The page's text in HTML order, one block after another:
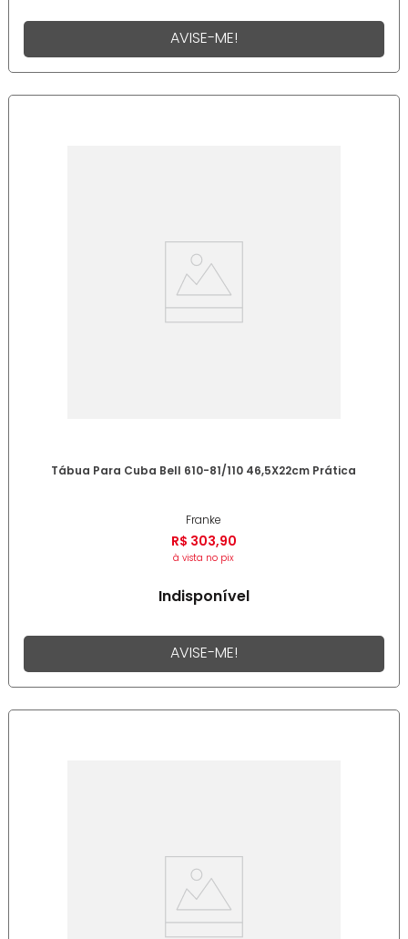
AVISE-ME!
Tábua Para Cuba Bell 610-81/110 46,5X22cm Prática
Franke
R$ 303,90
à vista no pix
Indisponível
AVISE-ME!